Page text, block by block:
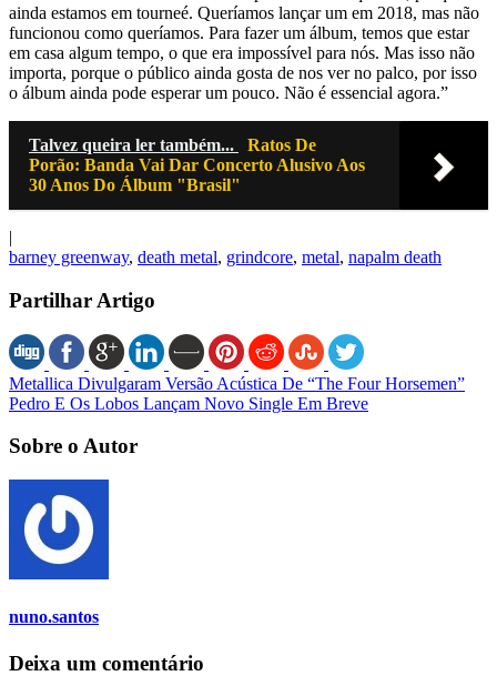
ainda estamos em tourneé. Queríamos lançar um em 2018, mas não
funcionou como queríamos. Para fazer um álbum, temos que estar
em casa algum tempo, o que era impossível para nós. Mas isso não
importa, porque o público ainda gosta de nos ver no palco, por isso
o álbum ainda pode esperar um pouco. Não é essencial agora.”
Talvez queira ler também...
Ratos De
Porão: Banda Vai Dar Concerto Alusivo Aos
30 Anos Do Álbum "Brasil"
|
barney greenway, death metal, grindcore, metal, napalm death
Partilhar Artigo
Metallica Divulgaram Versão Acústica De “The Four Horsemen”
Pedro E Os Lobos Lançam Novo Single Em Breve
Sobre o Autor
nuno.santos
Deixa um comentário